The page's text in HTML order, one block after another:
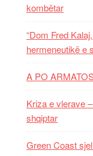
kombëtar
“Dom Fred
hermeneutikë e
A PO
Kriza e vlerave
shqiptar
Green Coast